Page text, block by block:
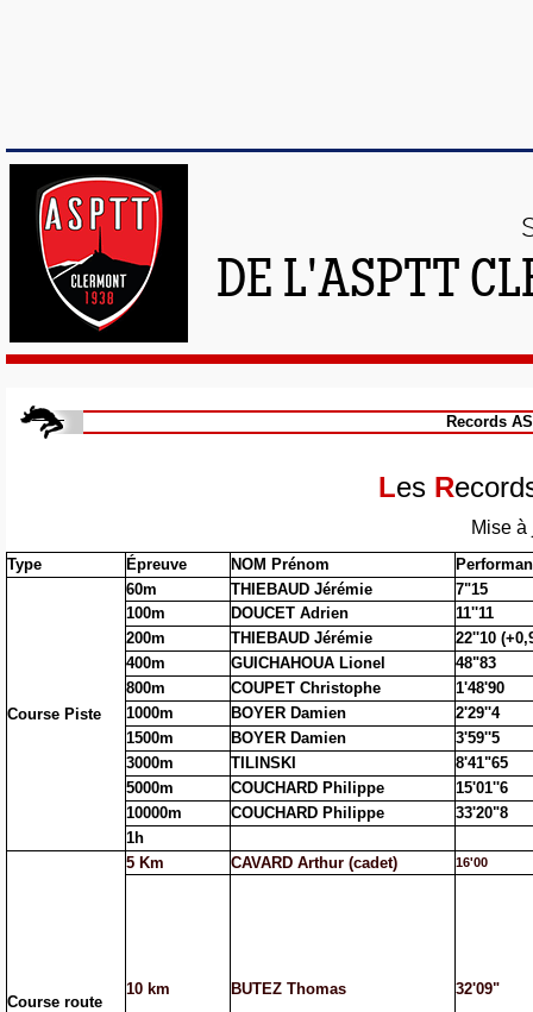
DE L'ASPTT
Records
Les R
Mise à
Type Épreuve NOM Prénom
Course Piste
60m THIEBAUD Jérémie
7"15
100m
DOUCET Adrien
11''11
200m
THIEBAUD Jérémie
22''10
400m
GUICHAHOUA Lionel
48"83
800m
COUPET Christophe
1'48'90
1000m
BOYER Damien
2'29''4
1500m
BOYER Damien
3'59''5
3000m
TILINSKI
8'41"65
5000m
COUCHARD Philippe
15'01''6
10000m
COUCHARD Philippe
33'20"8
1h
Course route
5 Km CAVARD Arthur (cadet) 16'00
10 km BUTEZ Thomas 32'09"